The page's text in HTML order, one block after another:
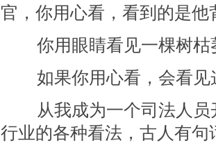
官，你用心看，看到的是
你用眼睛看见一棵树枯
如果你用心看，会看见
从我成为一个司法人员
行业的各种看法，古人有